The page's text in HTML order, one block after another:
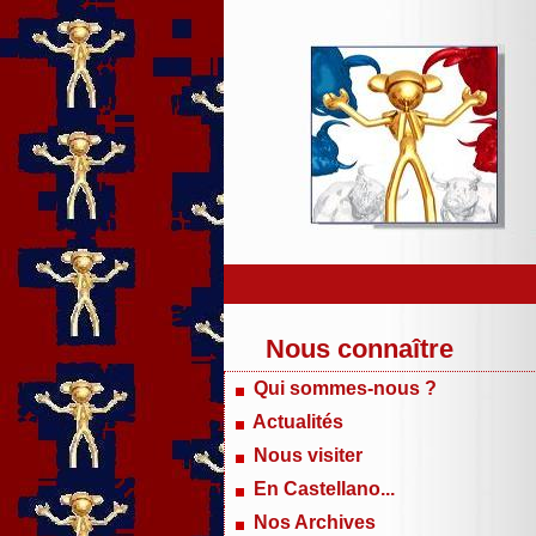
Nous connaître
Qui sommes-nous ?
Actualités
Nous visiter
En Castellano...
Nos Archives